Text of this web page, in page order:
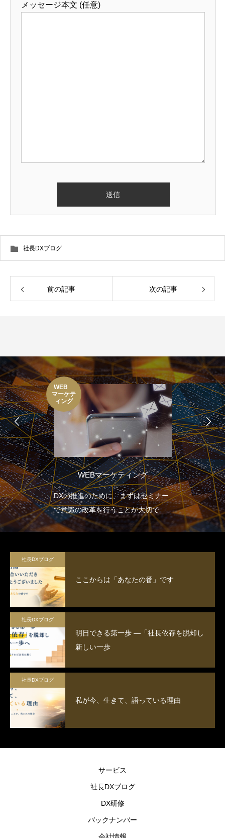
メッセージ本文 (任意)
社長DXブログ
前の記事 次の記事
WEB
マーケテ
ィング
WEBマーケティング
DXの推進のために、まずはセミナー
で意識の改革を行うことが大切で
す。
社長DXブログ
ここからは「あなたの番」です
社長DXブログ
明日できる第一歩 ―「社長依存を脱却し
新しい一歩
社長DXブログ
私が今、生きて、語っている理由
サービス
社長DXブログ
DX研修
バックナンバー